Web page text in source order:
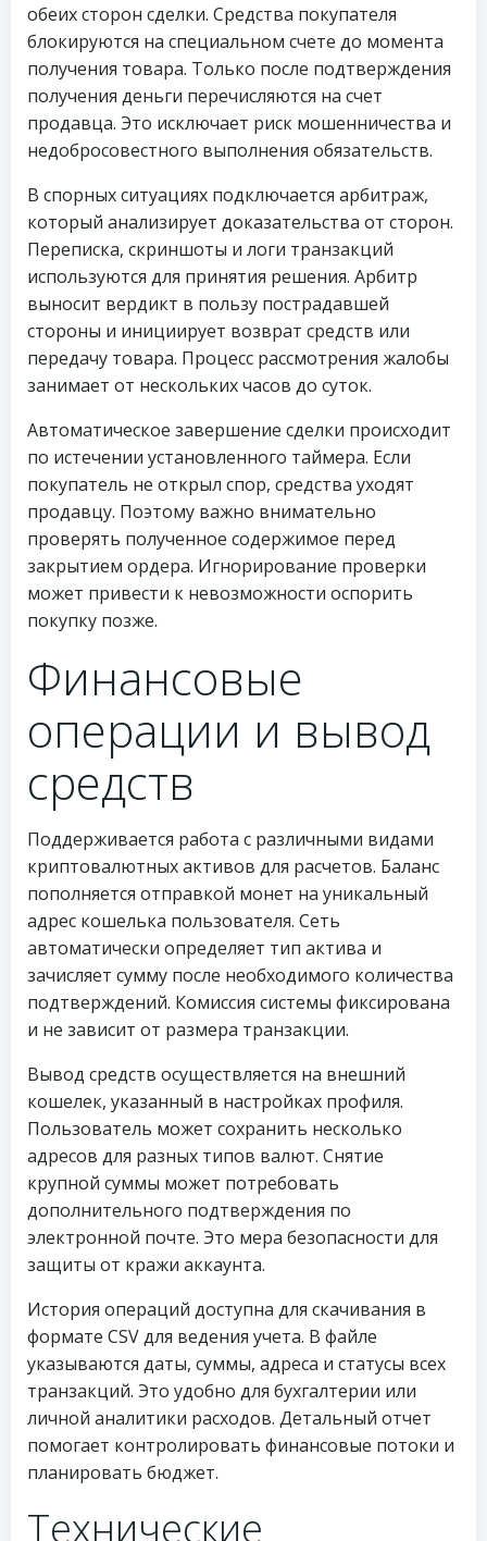
обеих сторон сделки. Средства покупателя
блокируются на специальном счете до момента
получения товара. Только после подтверждения
получения деньги перечисляются на счет
продавца. Это исключает риск мошенничества и
недобросовестного выполнения обязательств.
В спорных ситуациях подключается арбитраж,
который анализирует доказательства от сторон.
Переписка, скриншоты и логи транзакций
используются для принятия решения. Арбитр
выносит вердикт в пользу пострадавшей
стороны и инициирует возврат средств или
передачу товара. Процесс рассмотрения жалобы
занимает от нескольких часов до суток.
Автоматическое завершение сделки происходит
по истечении установленного таймера. Если
покупатель не открыл спор, средства уходят
продавцу. Поэтому важно внимательно
проверять полученное содержимое перед
закрытием ордера. Игнорирование проверки
может привести к невозможности оспорить
покупку позже.
Финансовые
операции и вывод
средств
Поддерживается работа с различными видами
криптовалютных активов для расчетов. Баланс
пополняется отправкой монет на уникальный
адрес кошелька пользователя. Сеть
автоматически определяет тип актива и
зачисляет сумму после необходимого количества
подтверждений. Комиссия системы фиксирована
и не зависит от размера транзакции.
Вывод средств осуществляется на внешний
кошелек, указанный в настройках профиля.
Пользователь может сохранить несколько
адресов для разных типов валют. Снятие
крупной суммы может потребовать
дополнительного подтверждения по
электронной почте. Это мера безопасности для
защиты от кражи аккаунта.
История операций доступна для скачивания в
формате CSV для ведения учета. В файле
указываются даты, суммы, адреса и статусы всех
транзакций. Это удобно для бухгалтерии или
личной аналитики расходов. Детальный отчет
помогает контролировать финансовые потоки и
планировать бюджет.
Технические